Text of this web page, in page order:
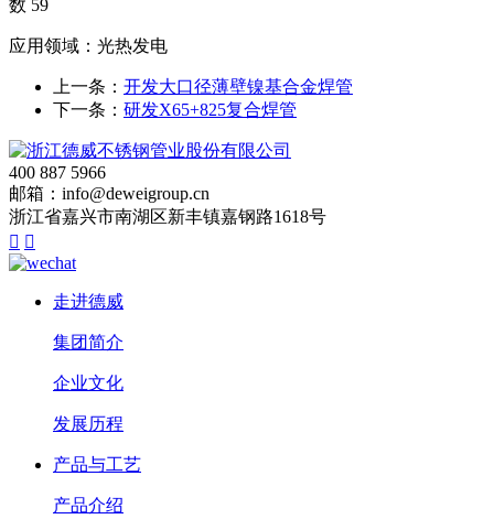
数 59
应用领域：光热发电
上一条： 开发大口径薄壁镍基合金焊管
下一条： 研发X65+825复合焊管
400 887 5966
邮箱：info@deweigroup.cn
浙江省嘉兴市南湖区新丰镇嘉钢路1618号
 
走进德威
集团简介
企业文化
发展历程
产品与工艺
产品介绍